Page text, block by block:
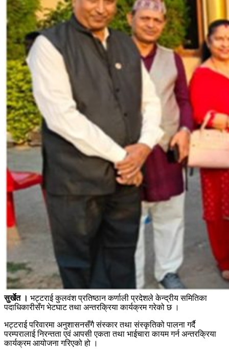
सुर्खेत । भट्टराई कुलवंश प्रतिष्ठान कर्णाली प्रदेशले केन्द्रीय समितिका
पदाधिकारीसँग भेटघाट तथा अन्तरक्रिया कार्यक्रम गरेको छ ।
भट्टराई परिवारमा अनुशासनसँगै संस्कार तथा संस्कृतिको पालना गर्दै
परम्परालाई निरन्तता एवं आपसी एकता तथा भाईचारा कायम गर्न अन्तरक्रिया
कार्यक्रम आयोजना गरिएको हो ।